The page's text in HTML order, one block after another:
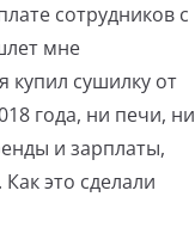
сотрудников с
мне
купил сушилку от
года, ни печи, ни
и зарплаты,
это сделали